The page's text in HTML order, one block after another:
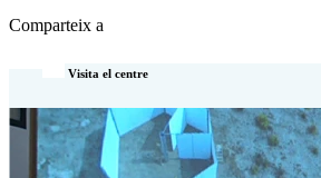
Comparteix a
Visita el centre